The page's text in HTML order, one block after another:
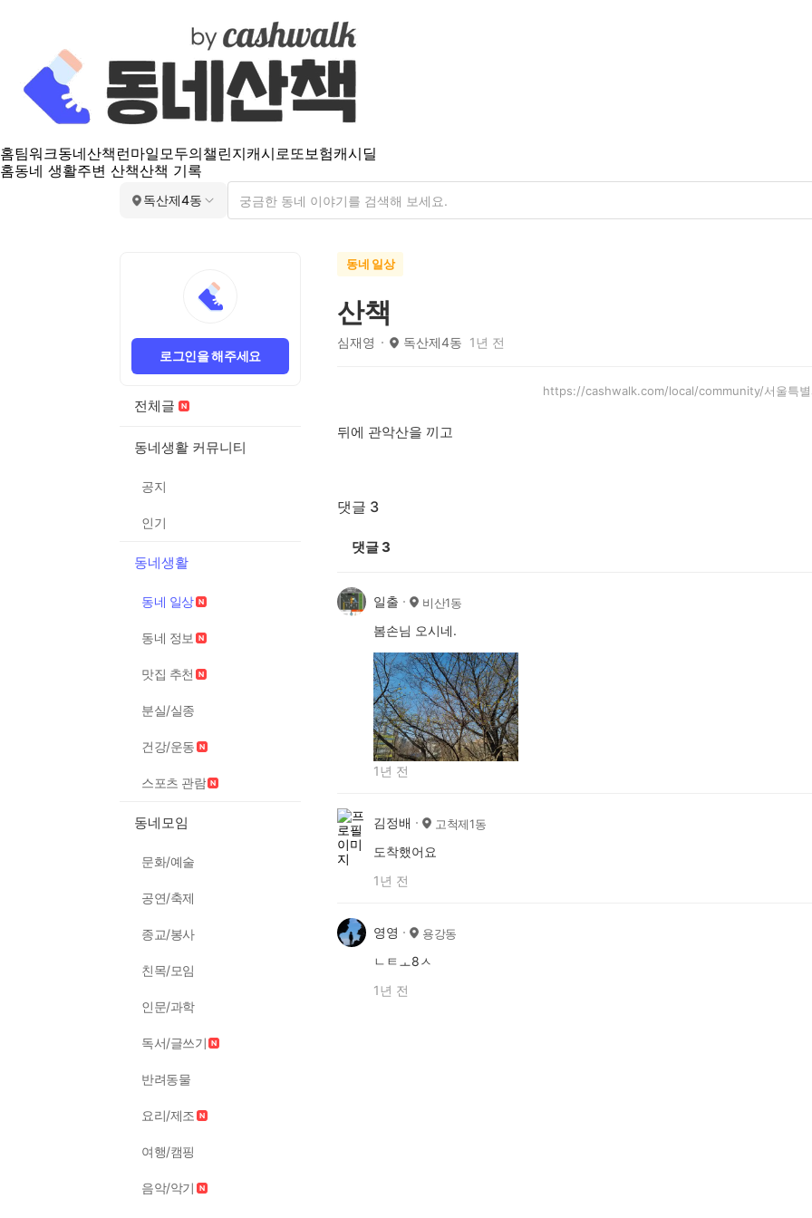
홈팀워크동네산책 런마일모두의챌린지캐시로또보험캐시딜
홈동네 생활주변 산책산책 기록
독산제4동
로그인을 해주세요
전체글
동네생활 커뮤니티
공지
인기
동네생활
동네 일상
동네 정보
맛집 추천
분실/실종
건강/운동
스포츠 관람
동네모임
문화/예술
공연/축제
종교/봉사
친목/모임
인문/과학
독서/글쓰기
반려동물
요리/제조
여행/캠핑
음악/악기
동네 일상
산책
심재영 독산제4동 1년 전
https://cashwalk.com/local/community/서울특
뒤에 관악산을 끼고
댓글 3
댓글 3
일출 비산1동
봄손님 오시네.
1년 전
김정배 고척제1동
도착했어요
1년 전
영영 용강동
ㄴㅌㅗ8ㅅ
1년 전